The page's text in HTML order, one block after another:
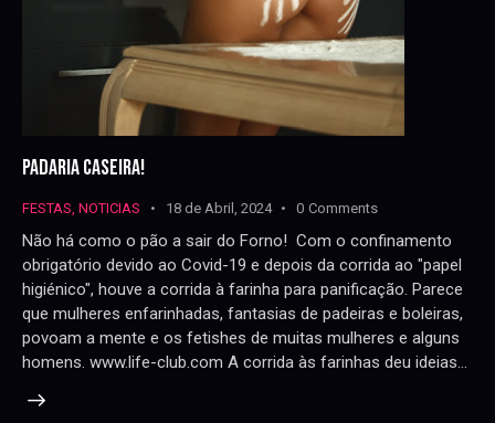
PADARIA CASEIRA!
FESTAS NOTICIAS 18 de Abril, 2024 0 Comments
Não há como o pão a sair do Forno! Com o confinamento
obrigatório devido ao Covid-19 e depois da corrida ao "papel
higiénico", houve a corrida à farinha para panificação. Parece
que mulheres enfarinhadas, fantasias de padeiras e boleiras,
povoam a mente e os fetishes de muitas mulheres e alguns
homens. www.life-club.com A corrida às farinhas deu ideias…